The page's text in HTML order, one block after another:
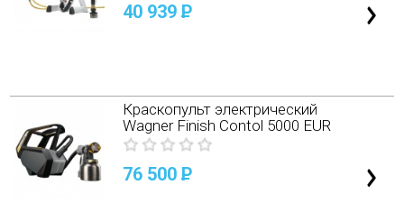
40 939P
Краскопульт электрический
Wagner Finish Contol 5000 EUR
76 500P